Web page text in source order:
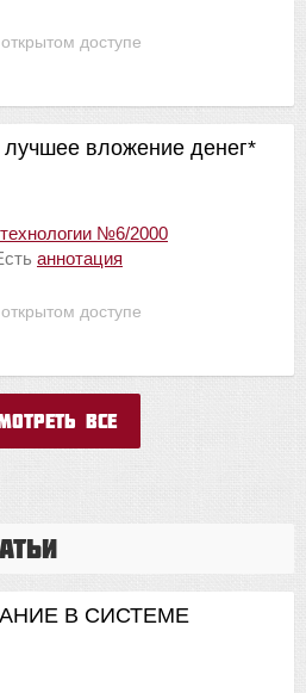
доступе
доступе
вложение денег*
№6/2000
аннотация
все
В СИСТЕМЕ